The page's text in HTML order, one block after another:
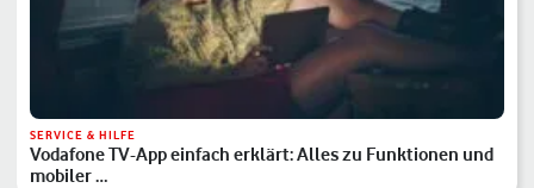
SERVICE & HILFE
Vodafone TV-App einfach erklärt: Alles zu Funktionen und
mobiler …